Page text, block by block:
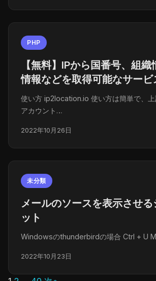
PHP
【無料】IPから国番号、組
情報などを取得可能なサービ
使い方 ip2location.io 使い方は簡単で、
アカウント…
2022年10月26日
未分類
メールのソースを表示させる
ット
Windowsのthunderbirdの場合 Ctrl + U
2022年10月23日